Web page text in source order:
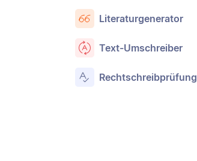
Literaturgenerator
Text-Umschreiber
Rechtschreibprüfung